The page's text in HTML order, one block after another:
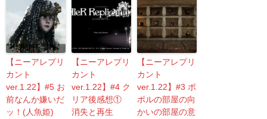
【ニーアレプリ
カント
ver.1.22】#5 お
前なんか嫌いだ
ッ！(人魚姫)
【ニーアレプリ
カント
ver.1.22】#4 ク
リア後感想①
消失と再生
【ニーアレプリ
カント
ver.1.22】#3 ポ
ポルの部屋の向
かいの部屋の意